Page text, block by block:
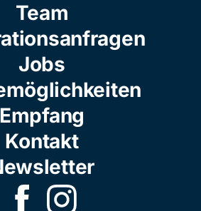
Team
Jobs
Empfang
Kontakt